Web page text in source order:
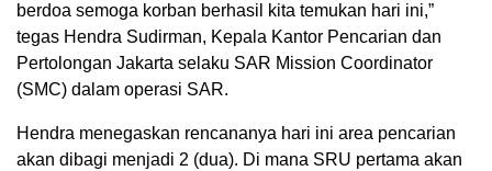
berdoa semoga korban berhasil kita temukan hari ini,”
tegas Hendra Sudirman, Kepala Kantor Pencarian dan
Pertolongan Jakarta selaku SAR Mission Coordinator
(SMC) dalam operasi SAR.
Hendra menegaskan rencananya hari ini area pencarian
akan dibagi menjadi 2 (dua). Di mana SRU pertama akan